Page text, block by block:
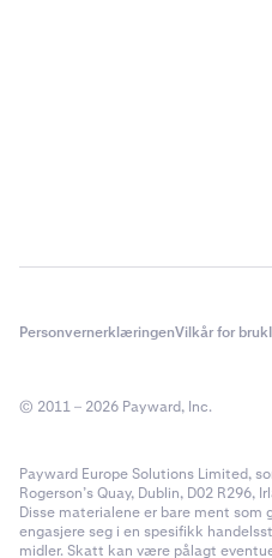
PersonvernerklæringenVilkår for bruk
© 2011 – 2026 Payward, Inc.
Payward Europe Solutions Limited,
Rogerson’s Quay, Dublin, D02 R296,
Disse materialene er bare ment
engasjere seg i en spesifikk
midler. Skatt kan være pålagt